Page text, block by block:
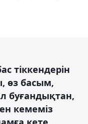
тіккендерін
өз басым,
буғандықтан,
кемеміз